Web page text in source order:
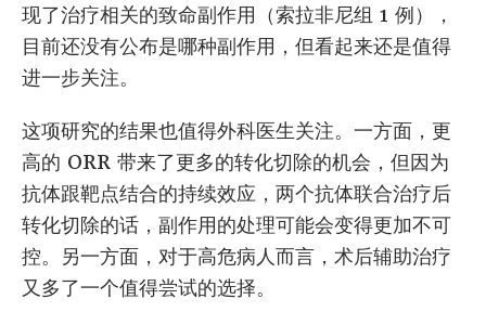
现了治疗相关的致命副作用（索拉非尼组 1 例），
目前还没有公布是哪种副作用，但看起来还是值得
进一步关注。
这项研究的结果也值得外科医生关注。一方面，更
高的 ORR 带来了更多的转化切除的机会，但因为
抗体跟靶点结合的持续效应，两个抗体联合治疗后
转化切除的话，副作用的处理可能会变得更加不可
控。另一方面，对于高危病人而言，术后辅助治疗
又多了一个值得尝试的选择。